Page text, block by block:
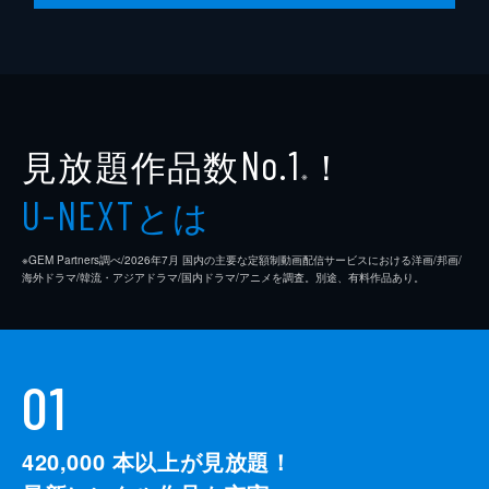
見放題作品数No.1 ※ ！
U-NEXTとは
※GEM Partners調べ/2026年7⽉ 国内の主要な定額制動画配信サービスにおける洋画/邦画/
海外ドラマ/韓流・アジアドラマ/国内ドラマ/アニメを調査。別途、有料作品あり。
01
420,000 本以上が見放題！